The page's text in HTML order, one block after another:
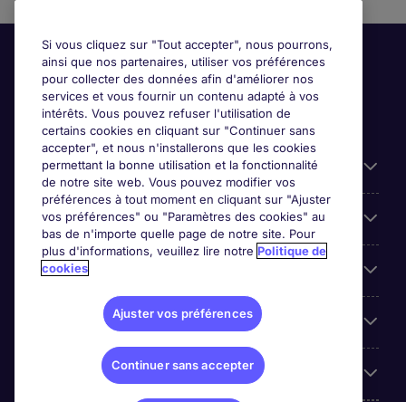
Candidats
Entreprises
Contact
Les avis Google
Nos offres d'emploi
Si vous cliquez sur "Tout accepter", nous pourrons,
ainsi que nos partenaires, utiliser vos préférences
pour collecter des données afin d'améliorer nos
services et vous fournir un contenu adapté à vos
intérêts. Vous pouvez refuser l'utilisation de
certains cookies en cliquant sur "Continuer sans
accepter", et nous n'installerons que les cookies
permettant la bonne utilisation et la fonctionnalité
de notre site web. Vous pouvez modifier vos
préférences à tout moment en cliquant sur "Ajuster
vos préférences" ou "Paramètres des cookies" au
bas de n'importe quelle page de notre site. Pour
plus d'informations, veuillez lire notre Politique de
cookies
Ajuster vos préférences
Continuer sans accepter